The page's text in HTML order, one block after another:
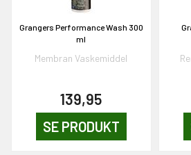
Grangers Performance Wash 300
ml
Membran Vaskemiddel
139,95
SE PRODUKT
PÅ